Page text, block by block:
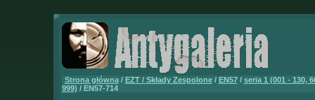
Strona główna/ EZT / Składy Zespolone/ EN57/ seria 1 (001 - 130,
999) / EN57-714